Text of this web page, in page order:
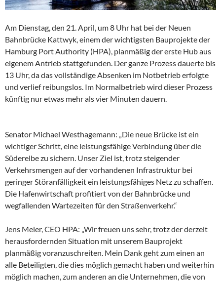
Am Dienstag, den 21. April, um 8 Uhr hat bei der Neuen
Bahnbrücke Kattwyk, einem der wichtigsten Bauprojekte der
Hamburg Port Authority (HPA), planmäßig der erste Hub aus
eigenem Antrieb stattgefunden. Der ganze Prozess dauerte bis
13 Uhr, da das vollständige Absenken im Notbetrieb erfolgte
und verlief reibungslos. Im Normalbetrieb wird dieser Prozess
künftig nur etwas mehr als vier Minuten dauern.
Senator Michael Westhagemann: „Die neue Brücke ist ein
wichtiger Schritt, eine leistungsfähige Verbindung über die
Süderelbe zu sichern. Unser Ziel ist, trotz steigender
Verkehrsmengen auf der vorhandenen Infrastruktur bei
geringer Störanfälligkeit ein leistungsfähiges Netz zu schaffen.
Die Hafenwirtschaft profitiert von der Bahnbrücke und
wegfallenden Wartezeiten für den Straßenverkehr.“
Jens Meier, CEO HPA: „Wir freuen uns sehr, trotz der derzeit
herausfordernden Situation mit unserem Bauprojekt
planmäßig voranzuschreiten. Mein Dank geht zum einen an
alle Beteiligten, die dies möglich gemacht haben und weiterhin
möglich machen, zum anderen an die Unternehmen, die von